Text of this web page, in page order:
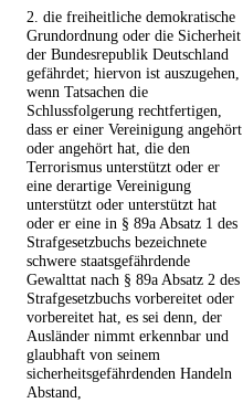
2. die freiheitliche demokratische
Grundordnung oder die Sicherheit
der Bundesrepublik Deutschland
gefährdet; hiervon ist auszugehen,
wenn Tatsachen die
Schlussfolgerung rechtfertigen,
dass er einer Vereinigung angehört
oder angehört hat, die den
Terrorismus unterstützt oder er
eine derartige Vereinigung
unterstützt oder unterstützt hat
oder er eine in § 89a Absatz 1 des
Strafgesetzbuchs bezeichnete
schwere staatsgefährdende
Gewalttat nach § 89a Absatz 2 des
Strafgesetzbuchs vorbereitet oder
vorbereitet hat, es sei denn, der
Ausländer nimmt erkennbar und
glaubhaft von seinem
sicherheitsgefährdenden Handeln
Abstand,